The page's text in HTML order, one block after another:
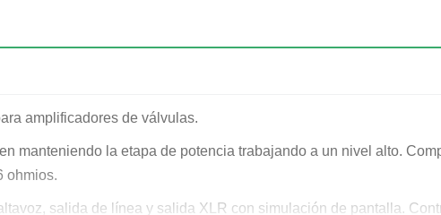
amplificadores de válvulas.
manteniendo la etapa de potencia trabajando a un nivel alto.
ohmios.
salida de línea y salida XLR con simulación de pantalla.